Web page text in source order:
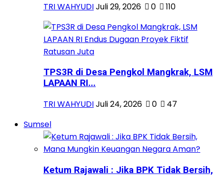
TRI WAHYUDIJuli 29, 2026 0 110
TPS3R di Desa Pengkol Mangkrak, LSM
LAPAAN RI...
TRI WAHYUDIJuli 24, 2026 0
47
Sumsel
Ketum Rajawali : Jika BPK Tidak Bersih,